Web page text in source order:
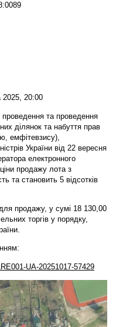
20:00
та проведення
ділянок та набуття прав
емфітевзису),
України від 22 вересня
електронного
продажу лота з
та становить 5 відсотків
для продажу, у сумі 18 130,00
торгів у порядку,
UA-20251017-57429